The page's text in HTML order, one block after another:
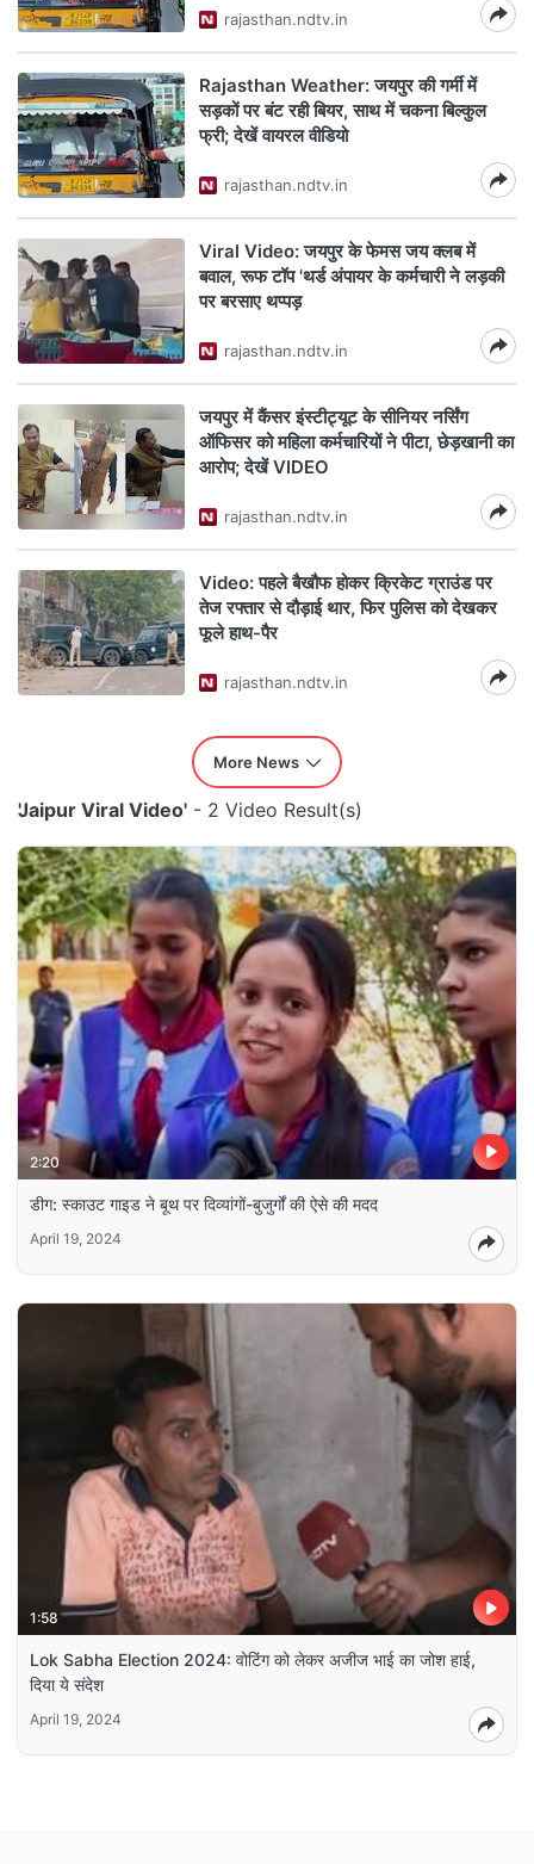
rajasthan.ndtv.in
Rajasthan Weather: जयपुर की गर्मी में
सड़कों पर बंट रही बियर, साथ में चकना बिल्कुल
फ्री; देखें वायरल वीडियो
rajasthan.ndtv.in
Viral Video: जयपुर के फेमस जय क्लब में
बवाल, रूफ टॉप 'थर्ड अंपायर के कर्मचारी ने लड़की
पर बरसाए थप्पड़
rajasthan.ndtv.in
जयपुर में कैंसर इंस्टीट्यूट के सीनियर नर्सिंग
ऑफिसर को महिला कर्मचारियों ने पीटा, छेड़खानी का
आरोप; देखें VIDEO
rajasthan.ndtv.in
Video: पहले बैखौफ होकर क्रिकेट ग्राउंड पर
तेज रफ्तार से दौड़ाई थार, फिर पुलिस को देखकर
फूले हाथ-पैर
rajasthan.ndtv.in
More News
'Jaipur Viral Video' - 2 Video Result(s)
2:20
डीग: स्काउट गाइड ने बूथ पर दिव्यांगों-बुजुर्गों की ऐसे की मदद
April 19, 2024
1:58
Lok Sabha Election 2024: वोटिंग को लेकर अजीज भाई का जोश हाई,
दिया ये संदेश
April 19, 2024